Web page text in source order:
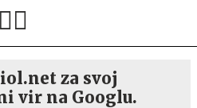
za svoj
vir na Googlu.